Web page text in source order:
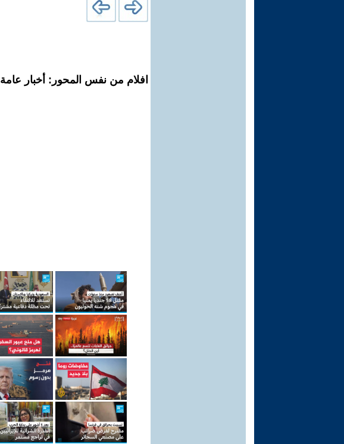
افلام من نفس المحور: أخبار عامة